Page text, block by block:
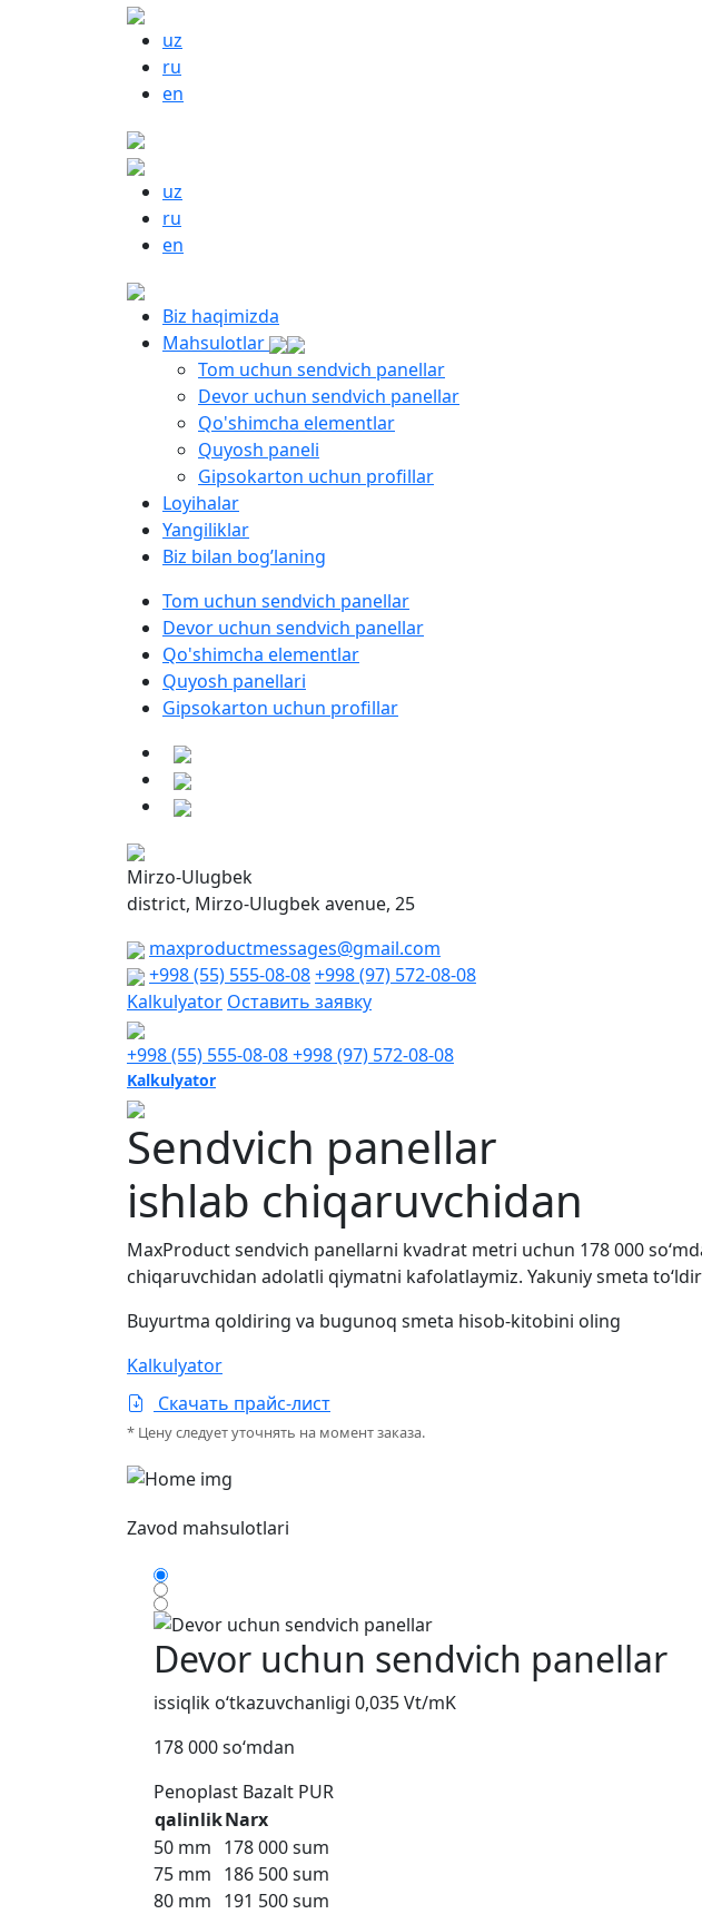
uz
ru
en
uz
ru
en
Biz haqimizda
Mahsulotlar
Tom uchun sendvich panellar
Devor uchun sendvich panellar
Qo'shimcha elementlar
Quyosh paneli
Gipsokarton uchun profillar
Loyihalar
Yangiliklar
Biz bilan bog’laning
Tom uchun sendvich panellar
Devor uchun sendvich panellar
Qo'shimcha elementlar
Quyosh panellari
Gipsokarton uchun profillar
Mirzo-Ulugbek
district, Mirzo-Ulugbek avenue, 25
maxproductmessages@gmail.com
+998 (55) 555-08-08+998 (97) 572-08-08
Kalkulyator Оставить заявку
+998 (55) 555-08-08+998 (97) 572-08-08
Kalkulyator
Sendvich panellar
ishlab chiqaruvchidan
MaxProduct sendvich panellarni kvadrat metri uchun 178 000
chiqaruvchidan adolatli qiymatni kafolatlaymiz. Yakuniy smeta
Buyurtma qoldiring va bugunoq smeta hisob-kitobini oling
Kalkulyator
Скачать прайс-лист
* Цену следует уточнять на момент заказа.
Zavod mahsulotlari
Devor uchun sendvich panellar
issiqlik o‘tkazuvchanligi 0,035 Vt/mK
178 000 so‘mdan
Penoplast Bazalt PUR
qalinlikNarx
50 mm 178 000 sum
75 mm 186 500 sum
80 mm 191 500 sum